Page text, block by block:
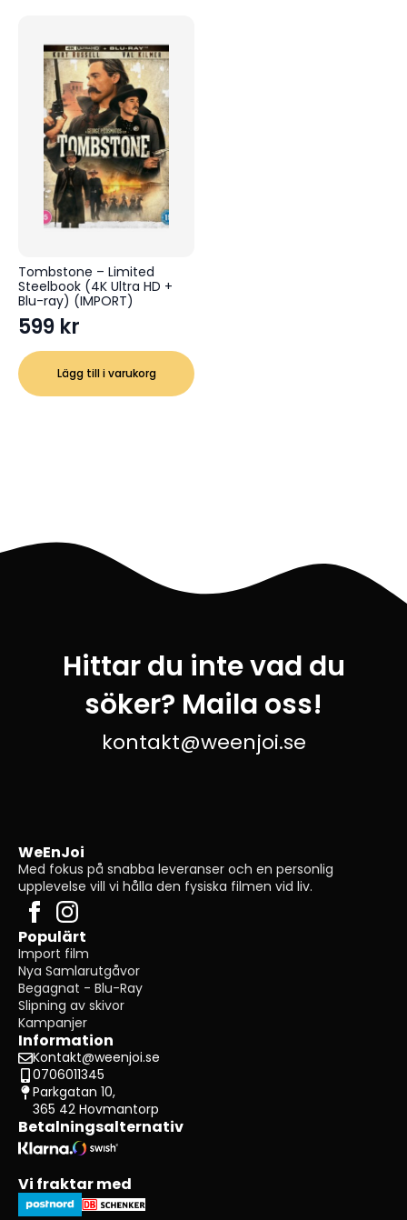
Tombstone – Limited
Steelbook (4K Ultra HD +
Blu-ray) (IMPORT)
599 kr
Lägg till i varukorg
Hittar du inte vad du
söker? Maila oss!
kontakt@weenjoi.se
WeEnJoi
Med fokus på snabba leveranser och en personlig
upplevelse vill vi hålla den fysiska filmen vid liv.
Populärt
Import film
Nya Samlarutgåvor
Begagnat - Blu-Ray
Slipning av skivor
Kampanjer
Information
Kontakt@weenjoi.se
0706011345
Parkgatan 10,
365 42 Hovmantorp
Betalningsalternativ
Vi fraktar med